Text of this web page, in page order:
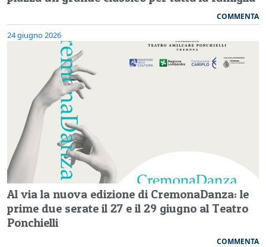
COMMENTA
24 giugno 2026
Al via la nuova edizione di CremonaDanza: le
prime due serate il 27 e il 29 giugno al Teatro
Ponchielli
COMMENTA